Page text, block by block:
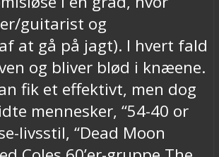
guitarist og
at gå på jagt). I hvert fald
og bliver blød i knæene.
fik et effektivt, men dog
mennesker, “54-40 or
livsstil, “Dead Moon